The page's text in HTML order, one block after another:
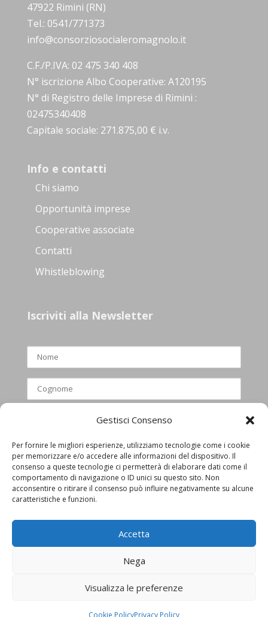
Gestisci Consenso
Per fornire le migliori esperienze, utilizziamo tecnologie come i cookie
per memorizzare e/o accedere alle informazioni del dispositivo. Il
consenso a queste tecnologie ci permetterà di elaborare dati come il
comportamento di navigazione o ID unici su questo sito. Non
acconsentire o ritirare il consenso può influire negativamente su alcune
caratteristiche e funzioni.
Accetta
Nega
Visualizza le preferenze
Cookie PolicyPrivacy Policy
47922 Rimini (RN)
Tel.: 0541/771373
info@consorziosocialeromagnolo.it
C.F./P.IVA: 02 475 340 408
N° iscrizione Albo Cooperative: A120195
N° di Registro delle Imprese di Rimini :
02475340408
Capitale sociale: 271.875,00 € i.v.
Info e contatti
Chi siamo
Opportunità imprese
Cooperative associate
Contatti
Whistleblowing
Iscriviti alla Newsletter
Ho letto e accettato l’informativa
privacy